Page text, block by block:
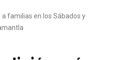
familias en los Sábados y